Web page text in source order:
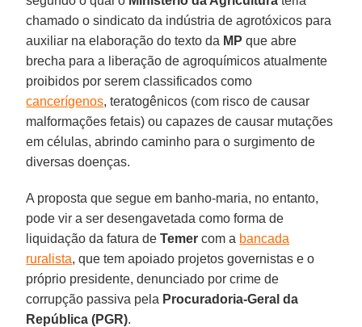
chamado o sindicato da indústria de agrotóxicos para
auxiliar na elaboração do texto da MP que abre
brecha para a liberação de agroquímicos atualmente
proibidos por serem classificados como
cancerígenos, teratogênicos (com risco de causar
malformações fetais) ou capazes de causar mutações
em células, abrindo caminho para o surgimento de
diversas doenças.
A proposta que segue em banho-maria, no entanto,
pode vir a ser desengavetada como forma de
liquidação da fatura deTemer com a bancada
ruralista, que tem apoiado projetos governistas e o
próprio presidente, denunciado por crime de
corrupção passiva pela Procuradoria-Geral da
República (PGR).